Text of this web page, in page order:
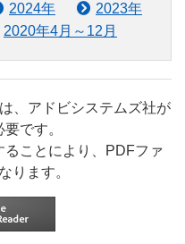
2024年
2023年
2020年4月～12月
、アドビシステムズ社が
です。
ことにより、PDFファ
ります。